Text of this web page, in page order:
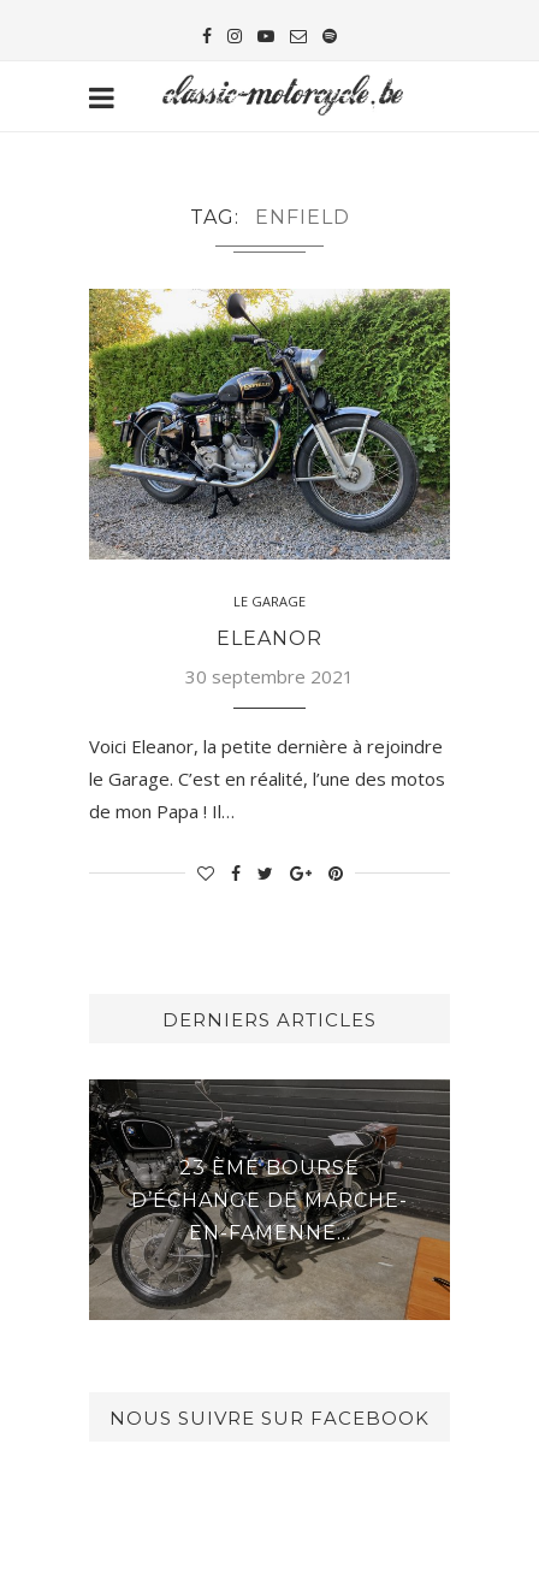
TAG ENFIELD
LE GARAGE
ELEANOR
30 septembre 2021
Voici Eleanor, la petite dernière à rejoindre
le Garage. C’est en réalité, l’une des motos
de mon Papa ! Il…
DERNIERS ARTICLES
23 ÈME BOURSE
D’ÉCHANGE DE MARCHE-
EN-FAMENNE...
NOUS SUIVRE SUR FACEBOOK